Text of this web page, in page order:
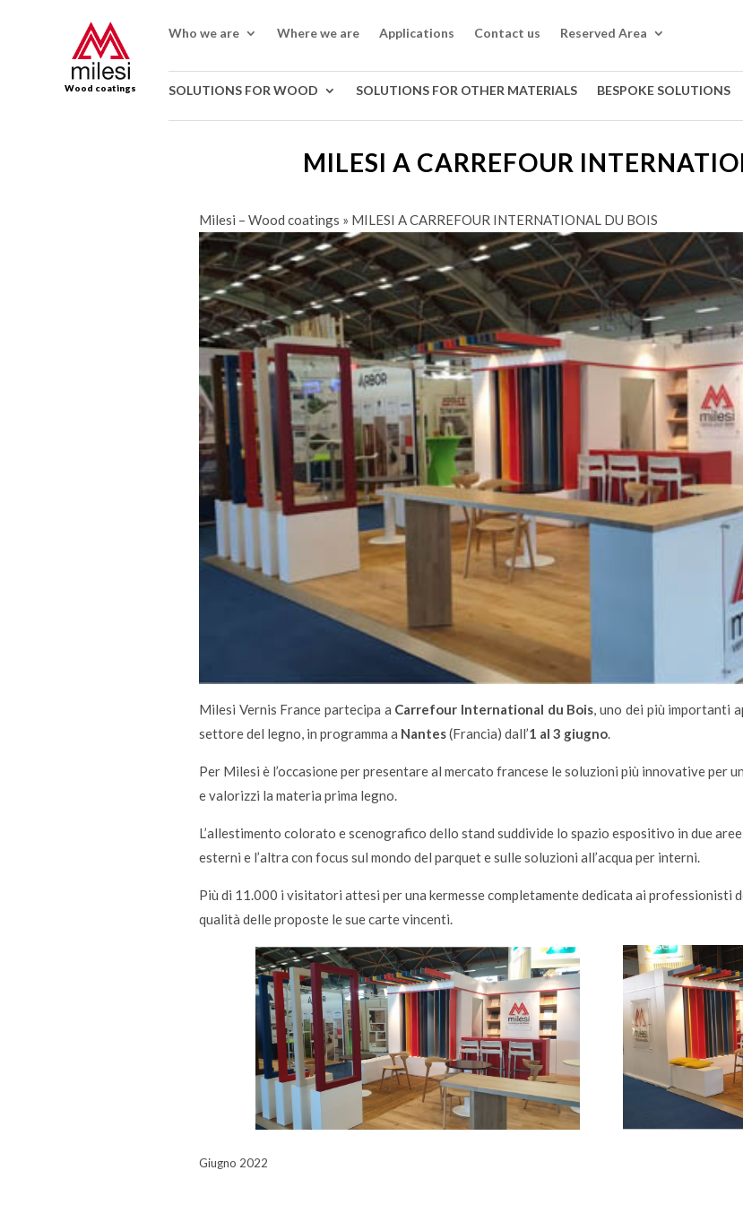
Wood coatings
Who we are Where we are Applications Contact us Reserved Area
SOLUTIONS FOR WOOD SOLUTIONS FOR OTHER MATERIALS BESPOKE SOLUTIONS
MILESI A CARREFOUR
Milesi – Wood coatings » MILESI A CARREFOUR INTERNATIONAL DU BOIS
Milesi Vernis France partecipa a Carrefour International du Bois, uno dei più importanti
settore del legno, in programma a Nantes(Francia) dall’1 al 3 giugno.
Per Milesi è l’occasione per presentare al mercato francese le soluzioni più innovative per
e valorizzi la materia prima legno.
L’allestimento colorato e scenografico dello stand suddivide lo spazio espositivo in due
esterni e l’altra con focus sul mondo del parquet e sulle soluzioni all’acqua per interni.
Più di 11.000 i visitatori attesi per una kermesse completamente dedicata ai professionisti
qualità delle proposte le sue carte vincenti.
Giugno 2022